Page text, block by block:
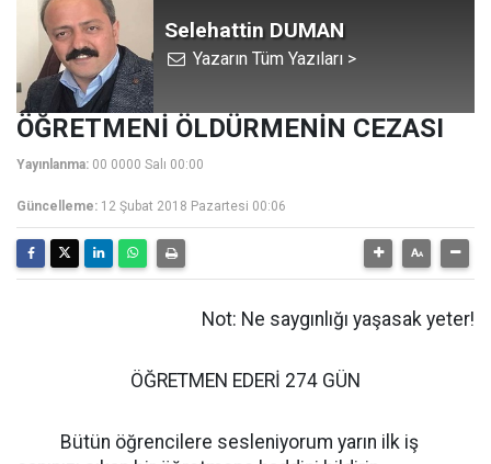
Selehattin DUMAN
Yazarın Tüm Yazıları >
ÖĞRETMENİ ÖLDÜRMENİN CEZASI
Yayınlanma: 00 0000 Salı 00:00
Güncelleme: 12 Şubat 2018 Pazartesi 00:06
Not: Ne saygınlığı yaşasak yeter!
ÖĞRETMEN EDERİ 274 GÜN
Bütün öğrencilere sesleniyorum yarın ilk iş